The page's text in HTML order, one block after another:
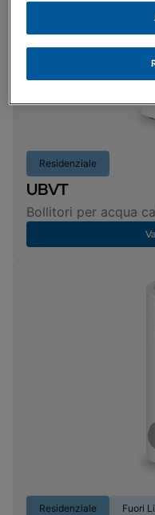
Residenziale
UBVT
Bollitori per acqua
Residenziale Fuori